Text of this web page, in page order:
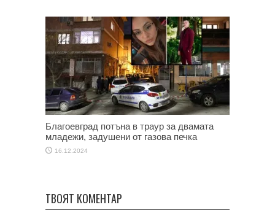
Благоевград потъна в траур за двамата
младежи, задушени от газова печка
16.12.2024
ТВОЯТ КОМЕНТАР